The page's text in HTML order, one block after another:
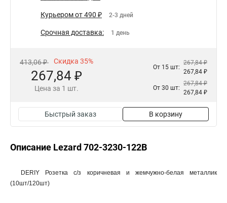
Курьером от 490 ₽ 2-3 дней
Срочная доставка: 1 день
413,06 ₽ Скидка 35%
267,84 ₽
Цена за 1 шт.
От 15 шт:
267,84 ₽
267,84 ₽
От 30 шт:
267,84 ₽
267,84 ₽
Быстрый заказ В корзину
Описание Lezard 702-3230-122B
DERIY Розетка с/з коричневая и жемчужно-белая металлик
(10шт/120шт)